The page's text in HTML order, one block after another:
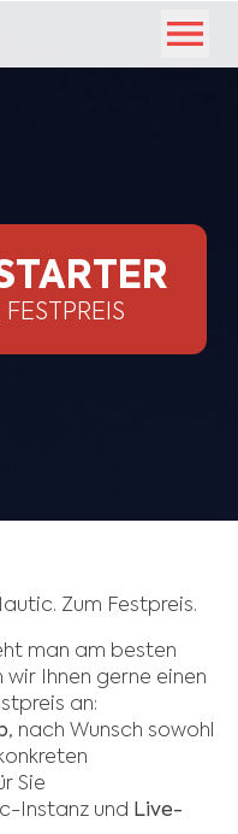
Zum Festpreis.
man am besten
Ihnen gerne einen
an:
, nach Wunsch sowohl
Sie
Instanz und Live-